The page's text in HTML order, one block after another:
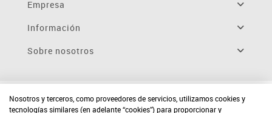
Empresa
Información
Sobre nosotros
Nosotros y terceros, como proveedores de servicios, utilizamos cookies y
tecnologías similares (en adelante “cookies”) para proporcionar y